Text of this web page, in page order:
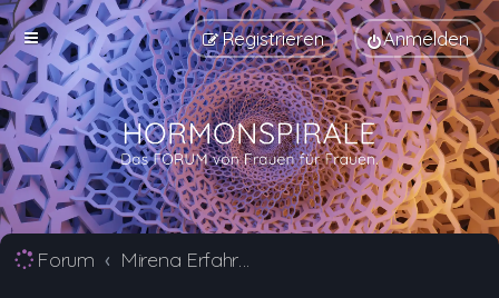
Anmelden
Registrieren
Forum Mirena Erfahrungsberichte und Nebenwirkungen